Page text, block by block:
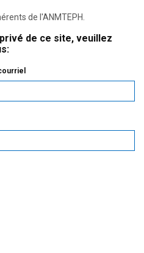
de l'ANMTEPH.
de ce site, veuillez